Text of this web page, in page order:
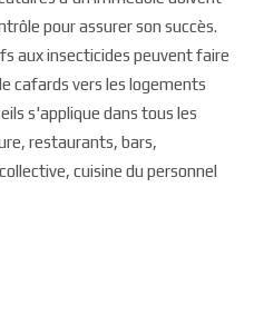
pour assurer son succès.
aux insecticides peuvent faire
cafards vers les logements
s'applique dans tous les
restaurants, bars,
cuisine du personnel